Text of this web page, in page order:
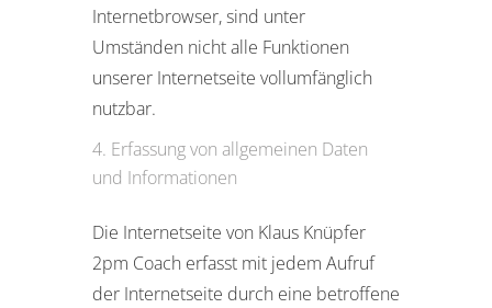
Internetbrowser, sind unter
Umständen nicht alle Funktionen
unserer Internetseite vollumfänglich
nutzbar.
Erfassung von allgemeinen Daten
und Informationen
Die Internetseite von Klaus Knüpfer
2pm Coach erfasst mit jedem Aufruf
der Internetseite durch eine betroffene